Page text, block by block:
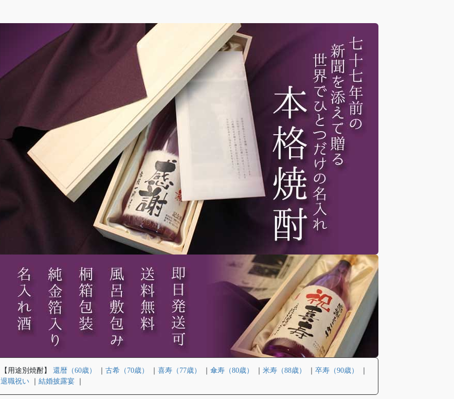
【用途別焼酎】 還暦（60歳） 古希（70歳） 喜寿（77歳） 傘寿（80歳） 米寿（88歳） 卒寿（90歳）
退職祝い
結婚披露宴